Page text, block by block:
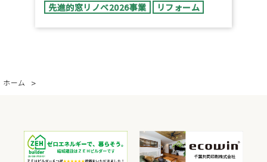
先進的窓リノベ2026事業
リフォーム
ホーム